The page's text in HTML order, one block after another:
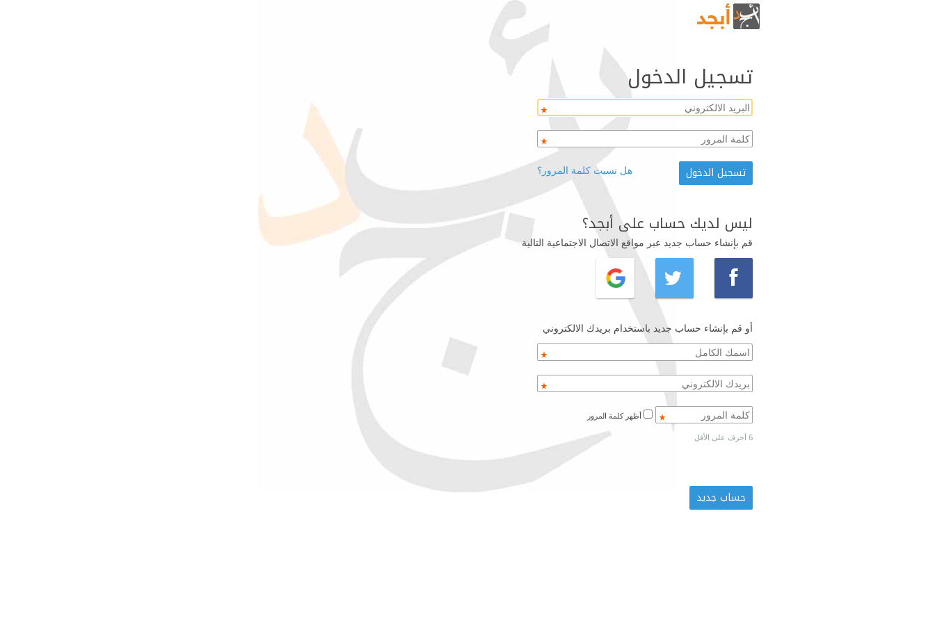
تسجيل الدخول
هل نسيت كلمة المرور؟
ليس لديك حساب على أبجد؟
قم بإنشاء حساب جديد عبر مواقع الاتصال الاجتماعية التالية
أو قم بإنشاء حساب جديد باستخدام بريدك الالكتروني
6 أحرف على الأقل